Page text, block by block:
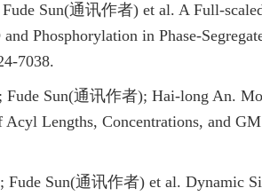
Sun(通讯作者) et al. A Full-
Phosphorylation in Phase-
7038.
Fude Sun(通讯作者); Hai-long An.
Acyl Lengths, Concentrations, and
Fude Sun(通讯作者) et al. Dynamic